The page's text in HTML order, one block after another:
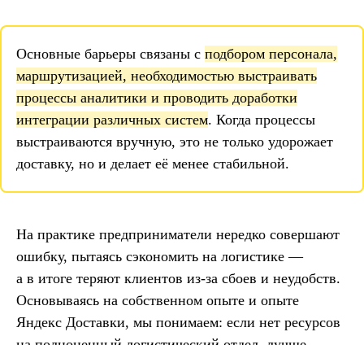
Основные барьеры связаны с подбором персонала,
маршрутизацией, необходимостью выстраивать
процессы аналитики и проводить доработки
интеграции различных систем. Когда процессы
выстраиваются вручную, это не только удорожает
доставку, но и делает её менее стабильной.
На практике предприниматели нередко совершают
ошибку, пытаясь сэкономить на логистике —
а в итоге теряют клиентов из-за сбоев и неудобств.
Основываясь на собственном опыте и опыте
Яндекс Доставки, мы понимаем: если нет ресурсов